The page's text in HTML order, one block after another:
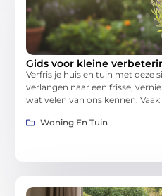
Gids voor kleine
Verfris je huis en tuin met deze
verlangen naar een frisse,
wat velen van ons kennen.
Woning En Tuin